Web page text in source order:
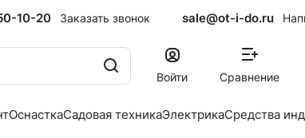
10-20 Заказать звонок sale@ot-i-do.ru
Войти Сравнение
ОснасткаСадовая техникаЭлектрикаСредства